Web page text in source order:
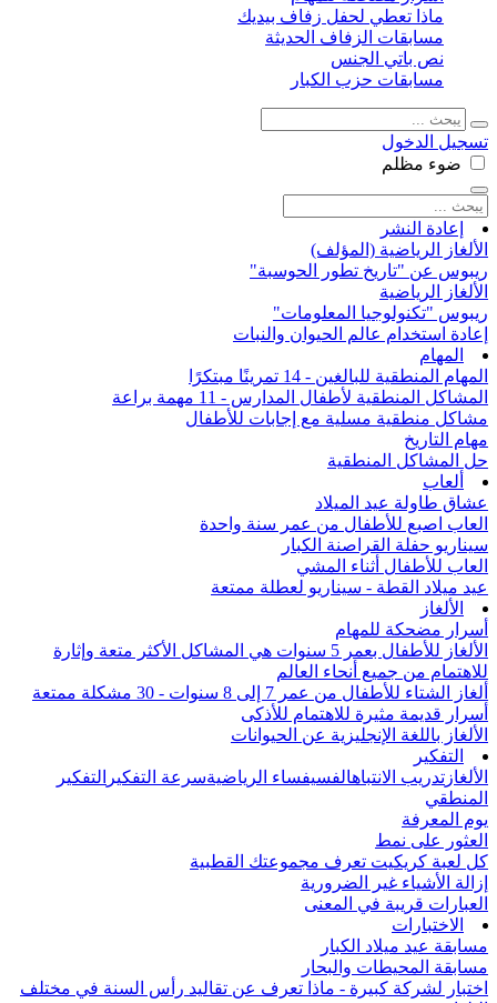
ماذا تعطي لحفل زفاف بيديك
مسابقات الزفاف الحديثة
نص باتي الجنس
مسابقات حزب الكبار
تسجيل الدخول
ضوء مظلم
إعادة النشر
الألغاز الرياضية (المؤلف)
ريبوس عن "تاريخ تطور الحوسبة"
الألغاز الرياضية
ريبوس "تكنولوجيا المعلومات"
إعادة استخدام عالم الحيوان والنبات
المهام
المهام المنطقية للبالغين - 14 تمرينًا مبتكرًا
المشاكل المنطقية لأطفال المدارس - 11 مهمة براعة
مشاكل منطقية مسلية مع إجابات للأطفال
مهام التاريخ
حل المشاكل المنطقية
ألعاب
عشاق طاولة عيد الميلاد
العاب اصبع للأطفال من عمر سنة واحدة
سيناريو حفلة القراصنة الكبار
العاب للأطفال أثناء المشي
عيد ميلاد القطة - سيناريو لعطلة ممتعة
الألغاز
أسرار مضحكة للمهام
الألغاز للأطفال بعمر 5 سنوات هي المشاكل الأكثر متعة وإثارة
للاهتمام من جميع أنحاء العالم
ألغاز الشتاء للأطفال من عمر 7 إلى 8 سنوات - 30 مشكلة ممتعة
أسرار قديمة مثيرة للاهتمام للأذكى
الألغاز باللغة الإنجليزية عن الحيوانات
التفكير
الألغاز تدريب الانتباهالفسيفساء الرياضيةسرعة التفكير التفكير
المنطقي
يوم المعرفة
العثور على نمط
كل لعبة كريكيت تعرف مجموعتك القطبية
إزالة الأشياء غير الضرورية
العبارات قريبة في المعنى
الاختبارات
مسابقة عيد ميلاد الكبار
مسابقة المحيطات والبحار
اختبار لشركة كبيرة - ماذا تعرف عن تقاليد رأس السنة في مختلف